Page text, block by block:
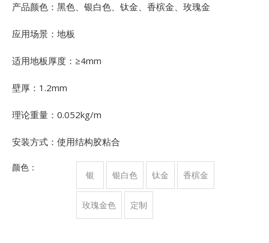
产品颜色：黑色、银白色、钛金、香槟金、玫瑰金
应用场景：地板
适用地板厚度：≥4mm
壁厚：1.2mm
理论重量：0.052kg/m
安装方式：使用结构胶粘合
颜色：
银 银白色 钛金 香槟金
玫瑰金色 定制